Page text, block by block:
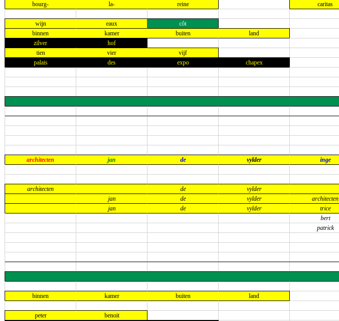
bourg-
la- reine caritas
wijn eaux côt
binnen
kamer buiten
land
zilver
hof
tien
vier vijf
palais
des expo chapex
architecten jan de vylder inge
architecten de vylder
jan
de vylder architecten
jan
de vylder trice
bert
patrick
binnen kamer buiten land
peter benoit